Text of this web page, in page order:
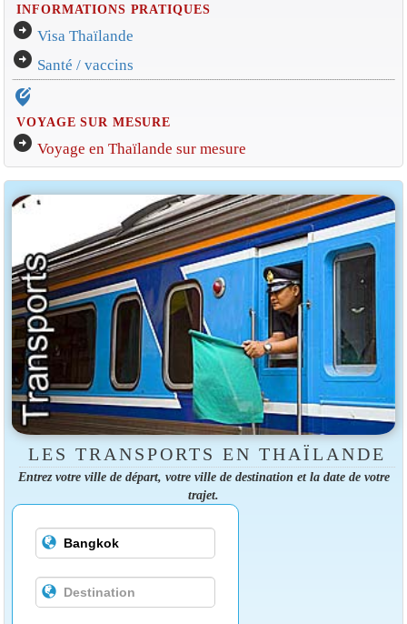
INFORMATIONS PRATIQUES
arrow_circle_right Visa Thaïlande
arrow_circle_right Santé / vaccins
edit_location_alt
VOYAGE SUR MESURE
arrow_circle_right Voyage en Thaïlande sur mesure
LES TRANSPORTS EN THAÏLANDE
Entrez votre ville de départ, votre ville de destination et la date de votre
trajet.